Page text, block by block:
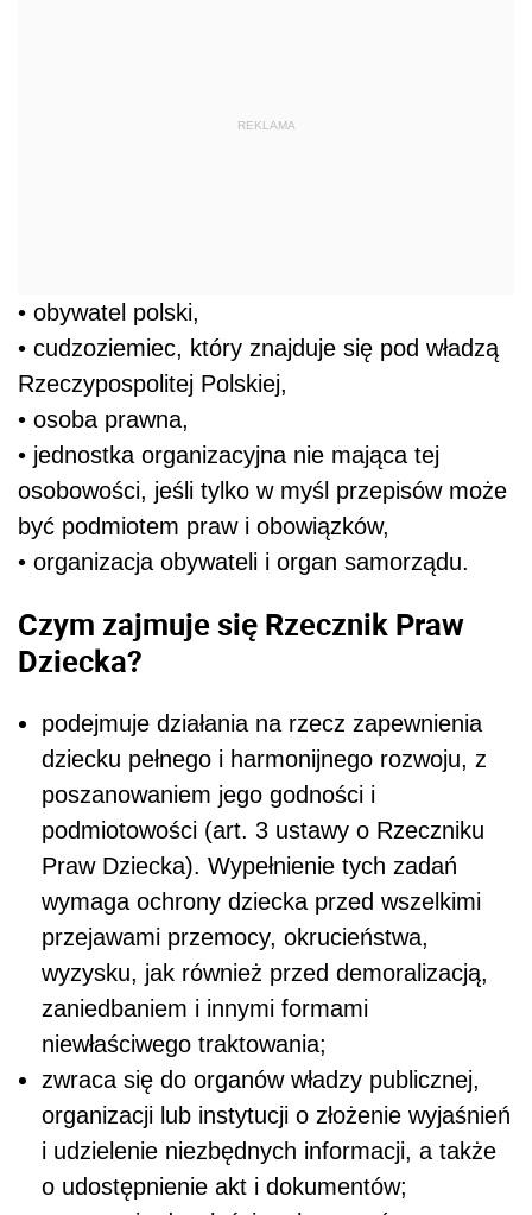
REKLAMA
• obywatel polski,
• cudzoziemiec, który znajduje się pod władzą
Rzeczypospolitej Polskiej,
• osoba prawna,
• jednostka organizacyjna nie mająca tej
osobowości, jeśli tylko w myśl przepisów może
być podmiotem praw i obowiązków,
• organizacja obywateli i organ samorządu.
Czym zajmuje się Rzecznik Praw
Dziecka?
podejmuje działania na rzecz zapewnienia
dziecku pełnego i harmonijnego rozwoju, z
poszanowaniem jego godności i
podmiotowości (art. 3 ustawy o Rzeczniku
Praw Dziecka). Wypełnienie tych zadań
wymaga ochrony dziecka przed wszelkimi
przejawami przemocy, okrucieństwa,
wyzysku, jak również przed demoralizacją,
zaniedbaniem i innymi formami
niewłaściwego traktowania;
zwraca się do organów władzy publicznej,
organizacji lub instytucji o złożenie wyjaśnień
i udzielenie niezbędnych informacji, a także
o udostępnienie akt i dokumentów;